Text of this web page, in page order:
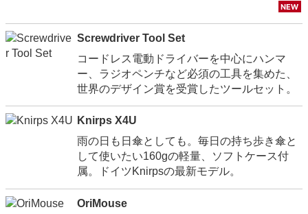
Screwdriver Tool Set
コードレス電動ドライバーを中心にハンマ
ー、ラジオペンチなど必須の工具を集めた、
世界のデザイン賞を受賞したツールセット。
Knirps X4U
雨の日も日傘としても。毎日の持ち歩き傘と
して使いたい160gの軽量、ソフトケース付
属。ドイツKnirpsの最新モデル。
OriMouse